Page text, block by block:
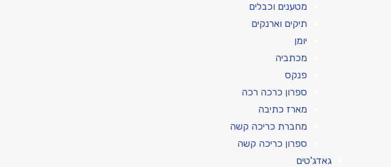
מטענים וכבלים
תיקים וארנקים
יומן
מכתביה
פנקס
ספרון כרכה רכה
מארז כתיבה
מחברת כריכה קשה
ספרון כריכה קשה
גאדג'טים